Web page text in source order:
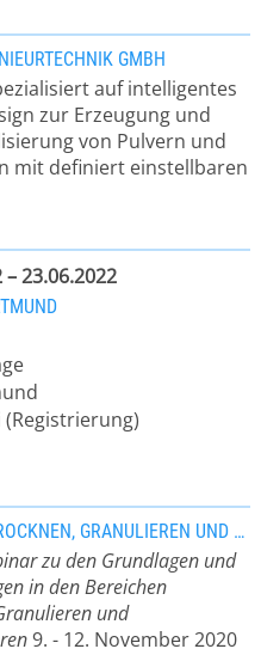
GMBH
auf intelligentes
zur Erzeugung und
von Pulvern und
mit definiert einstellbaren
Pulver für Pigmente,
keramische oder
sowie Granulate
als Zusatzstoffe für z. B.
Salze, Wasch- und
Düngemittel,
,
und
Eine Verkapselung von
(PUFA) ist dabei ebenso
die von ätherischen Ölen
aktiven, sensiblen
die es zu schützen gilt.
einer einzigartigen
zur Sprühkalzination, ist
– 23.06.2022
(Registrierung)
WEBINAR TROCKNEN, GRANULIEREN UND AGGLOMERIEREN
zu den Grundlagen und
in den Bereichen
und
9. - 12. November 2020